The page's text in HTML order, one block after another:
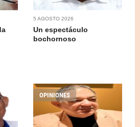
5 AGOSTO 2026
Un espectáculo
bochornoso
OPINIONES